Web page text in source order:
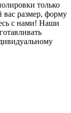
только
размер, форму
с нами! Наши